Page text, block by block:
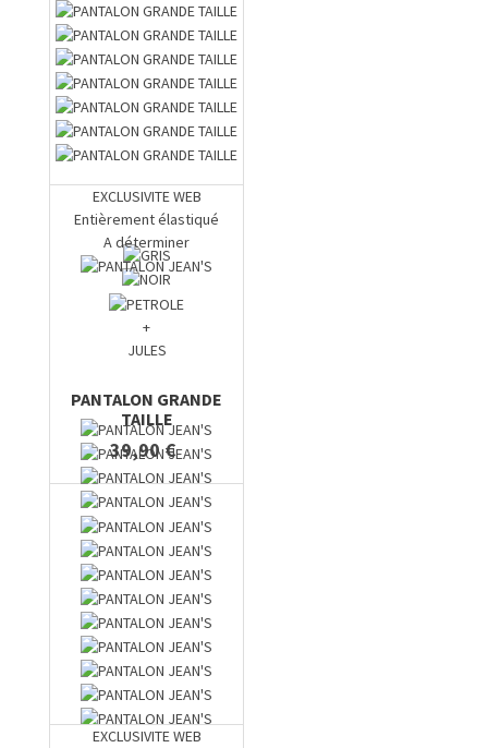
+
JULES
PANTALON GRANDE
TAILLE
39,90 €
EXCLUSIVITE WEB
Entièrement élastiqué
A déterminer
EXCLUSIVITE WEB